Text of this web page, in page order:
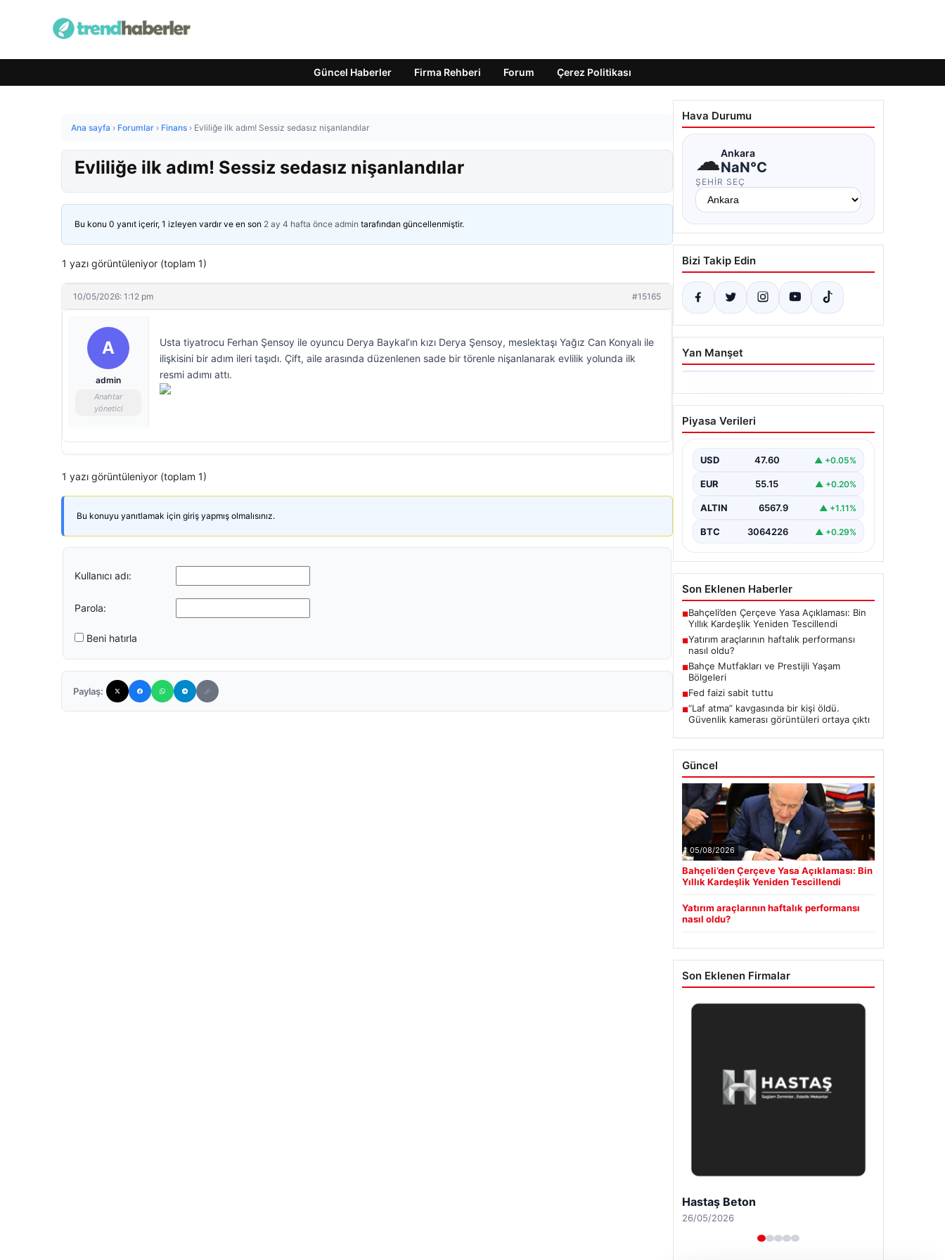
Güncel Haberler Firma Rehberi Forum Çerez Politikası
Ana sayfa › Forumlar › Finans › Evliliğe ilk adım! Sessiz sedasız nişanlandılar
Evliliğe ilk adım! Sessiz sedasız nişanlandılar
Bu konu 0 yanıt içerir, 1 izleyen vardır ve en son 2 ay 4 hafta önce admin tarafından güncellenmiştir.
1 yazı görüntüleniyor (toplam 1)
10/05/2026: 1:12 pm #15165
A
admin
Anahtar
yönetici
Usta tiyatrocu Ferhan Şensoy ile oyuncu Derya Baykal’ın kızı Derya Şensoy, meslektaşı Yağız Can Konyalı ile
ilişkisini bir adım ileri taşıdı. Çift, aile arasında düzenlenen sade bir törenle nişanlanarak evlilik yolunda ilk
resmi adımı attı.
1 yazı görüntüleniyor (toplam 1)
Bu konuyu yanıtlamak için giriş yapmış olmalısınız.
Kullanıcı adı:
Parola:
Beni hatırla
Paylaş:
Hava Durumu
☁Ankara
NaN°C
ŞEHIR SEÇ
Bizi Takip Edin
Yan Manşet
05.08.2026
Yatırım araçlarının haftalık
performansı nasıl oldu?
Performans Analizi", "content": "Bir
haftalık zaman diliminde finans
piyasalarında hareketlilik…
Piyasa Verileri
USD 47.60 ▲ +0.05%
EUR 55.15 ▲ +0.20%
ALTIN 6567.9 ▲ +1.11%
BTC 3064226 ▲ +0.29%
Son Eklenen Haberler
■Bahçeli’den Çerçeve Yasa Açıklaması: Bin
Yıllık Kardeşlik Yeniden Tescillendi
■Yatırım araçlarının haftalık performansı
nasıl oldu?
■Bahçe Mutfakları ve Prestijli Yaşam
Bölgeleri
■Fed faizi sabit tuttu
■“Laf atma” kavgasında bir kişi öldü.
Güvenlik kamerası görüntüleri ortaya çıktı
Güncel
05/08/2026
Bahçeli’den Çerçeve Yasa Açıklaması: Bin
Yıllık Kardeşlik Yeniden Tescillendi
Yatırım araçlarının haftalık performansı
nasıl oldu?
Son Eklenen Firmalar
Prenses Night Club
29/04/2026